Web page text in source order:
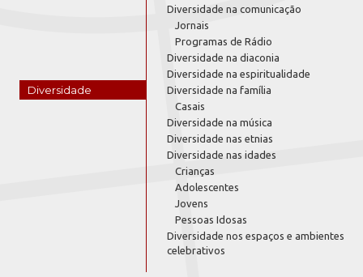
Diversidade
Diversidade na comunicação
Jornais
Programas de Rádio
Diversidade na diaconia
Diversidade na espiritualidade
Diversidade na família
Casais
Diversidade na música
Diversidade nas etnias
Diversidade nas idades
Crianças
Adolescentes
Jovens
Pessoas Idosas
Diversidade nos espaços e ambientes
celebrativos